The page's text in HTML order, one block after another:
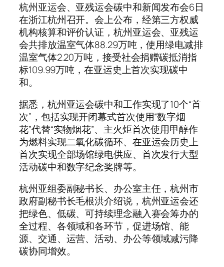
杭州亚运会、亚残运会碳中和新闻发布会6日
在浙江杭州召开。会上公布，经第三方权威
机构核算和评价认证，杭州亚运会、亚残运
会共排放温室气体88.29万吨，使用绿电减排
温室气体2.20万吨，接受社会捐赠碳抵消指
标109.99万吨，在亚运史上首次实现碳中
和。
据悉，杭州亚运会碳中和工作实现了10个“首
次”，包括实现开闭幕式首次使用“数字烟
花”代替“实物烟花”、主火炬首次使用甲醇作
为燃料实现二氧化碳循环、在亚运会历史上
首次实现全部场馆绿电供应、首次发行大型
活动碳中和数字纪念奖牌等。
杭州亚组委副秘书长、办公室主任，杭州市
政府副秘书长毛根洪介绍说，杭州亚运会还
把绿色、低碳、可持续理念融入赛会筹办的
全过程、各领域和各环节，促进场馆、能
源、交通、运营、活动、办公等领域减污降
碳协同增效。